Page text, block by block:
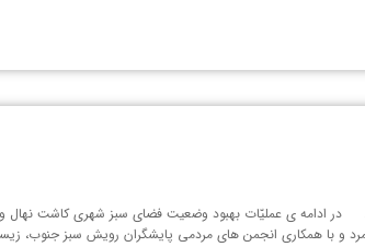
ادامه ی عملیّات بهبود وضعیت فضای سبز شهری کاشت نهال و
و با همکاری انجمن های مردمی پایشگران رویش سبز جنوب،